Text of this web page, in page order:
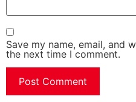
Save my name, email, and
the next time I comment.